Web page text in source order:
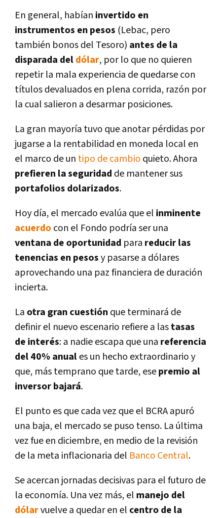
En general, habí­an invertido en
instrumentos en pesos (Lebac, pero
también bonos del Tesoro) antes de la
disparada deldólar, por lo que no quieren
repetir la mala experiencia de quedarse con
tí­tulos devaluados en plena corrida, razón por
la cual salieron a desarmar posiciones.
La gran mayorí­a tuvo que anotar pérdidas por
jugarse a la rentabilidad en moneda local en
el marco de un tipo de cambio quieto. Ahora
prefieren la seguridad de mantener sus
portafolios dolarizados.
Hoy dí­a, el mercado evalúa que el inminente
acuerdo con el Fondo podrí­a ser una
ventana de oportunidad para reducir las
tenencias en pesosy pasarse a dólares
aprovechando una paz financiera de duración
incierta.
La otra gran cuestión que terminará de
definir el nuevo escenario refiere a lastasas
de interés: a nadie escapa que una referencia
del 40% anuales un hecho extraordinario y
que, más temprano que tarde, esepremio al
inversor bajará.
El punto es que cada vez que el BCRA apuró
una baja, el mercado se puso tenso. La última
vez fue en diciembre, en medio de la revisión
de la meta inflacionaria del Banco Central.
Se acercan jornadas decisivas para el futuro de
la economí­a. Una vez más, el manejo del
dólarvuelve a quedar en el centro de la